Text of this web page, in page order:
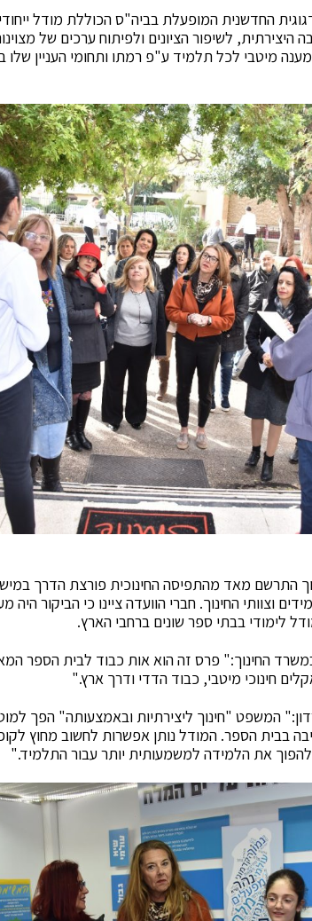
החדשנית המופעלת בביה"ס הכוללת מודל
היצירתית, לשיפור הציונים ולפיתוח ערכים של
מיטבי לכל תלמיד ע"פ רמתו ותחומי העניין
התרשם מאד מהתפיסה החינוכית פורצת הדרך
וצוותי החינוך. חברי הוועדה ציינו כי הביקור היה
לימודי בבתי ספר שונים ברחבי הארץ.
החינוך:" פרס זה הוא אות כבוד לבית הספר
חינוכי מיטבי, כבוד הדדי ודרך ארץ."
המשפט "חינוך ליצירתיות ובאמצעותה" הפך
בבית הספר. המודל נותן אפשרות לחשוב מחוץ
את הלמידה למשמעותית יותר עבור התלמיד."